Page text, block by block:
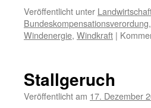
Veröffentlicht unter
Bundeskompensationsverordung,
Windenergie, Windkraft |
Stallgeruch
Veröffentlicht am 17. Dezember